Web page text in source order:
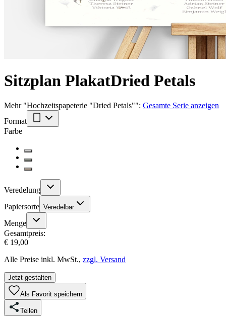
Sitzplan PlakatDried Petals
Mehr"Hochzeitspapeterie "Dried Petals"": Gesamte Serie anzeigen
Format
Farbe
Veredelung
Papiersorte Veredelbar
Menge
Gesamtpreis:
€ 19,00
Alle Preise inkl. MwSt., zzgl. Versand
Jetzt gestalten
Als Favorit speichern
Teilen